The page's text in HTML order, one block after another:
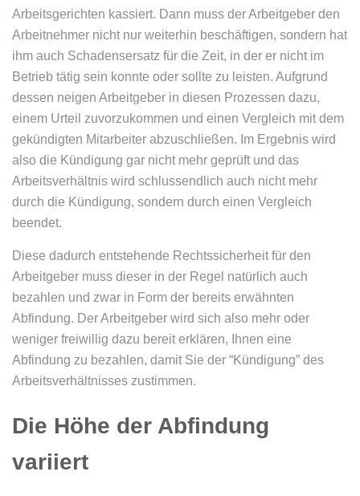
Arbeitsgerichten kassiert. Dann muss der Arbeitgeber den
Arbeitnehmer nicht nur weiterhin beschäftigen, sondern hat
ihm auch Schadensersatz für die Zeit, in der er nicht im
Betrieb tätig sein konnte oder sollte zu leisten. Aufgrund
dessen neigen Arbeitgeber in diesen Prozessen dazu,
einem Urteil zuvorzukommen und einen Vergleich mit dem
gekündigten Mitarbeiter abzuschließen. Im Ergebnis wird
also die Kündigung gar nicht mehr geprüft und das
Arbeitsverhältnis wird schlussendlich auch nicht mehr
durch die Kündigung, sondern durch einen Vergleich
beendet.
Diese dadurch entstehende Rechtssicherheit für den
Arbeitgeber muss dieser in der Regel natürlich auch
bezahlen und zwar in Form der bereits erwähnten
Abfindung. Der Arbeitgeber wird sich also mehr oder
weniger freiwillig dazu bereit erklären, Ihnen eine
Abfindung zu bezahlen, damit Sie der “Kündigung” des
Arbeitsverhältnisses zustimmen.
Die Höhe der Abfindung
variiert